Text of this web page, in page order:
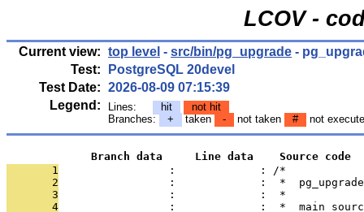
LCOV -
Current view: top level - src/bin/pg_upgrade -
Test:
PostgreSQL 20devel
Test Date: 2026-08-09 07:15:39
Legend:
Lines: hit
not hit
Branches:
+ taken - not taken # not
             Branch data     Line data    Source code
       1
                 :             : /*
       2
:             :  *
       3
                 :             :  *
       4
:             :  *  main